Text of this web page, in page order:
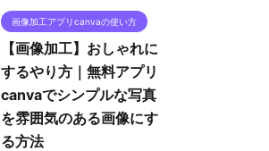
画像加工アプリcanvaの使い方
【画像加工】おしゃれに
するやり方｜無料アプリ
canvaでシンプルな写真
を雰囲気のある画像にす
る方法